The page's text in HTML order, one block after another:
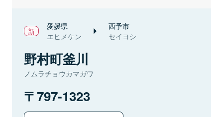
愛媛県
エヒメケン
西予市
セイヨシ
野村町釜川
ノムラチョウカマガワ
797-1323